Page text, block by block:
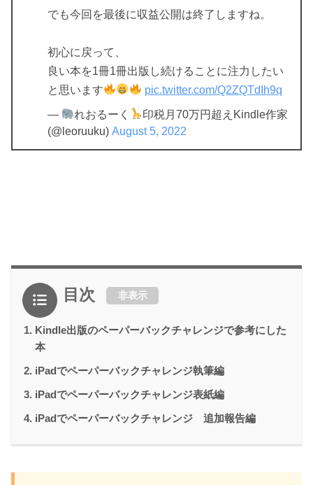
でも今回を最後に収益公開は終了しますね。
初心に戻って、
良い本を1冊1冊出版し続けることに注力したい
と思います
pic.twitter.com/Q2ZQTdIh9q
— れおるーく
印税月70万円超えKindle作家
(@leoruuku) August 5, 2022
目次 非表示
Kindle出版のペーパーバックチャレンジで参考にした
本
iPadでペーパーバックチャレンジ執筆編
iPadでペーパーバックチャレンジ表紙編
iPadでペーパーバックチャレンジ 追加報告編